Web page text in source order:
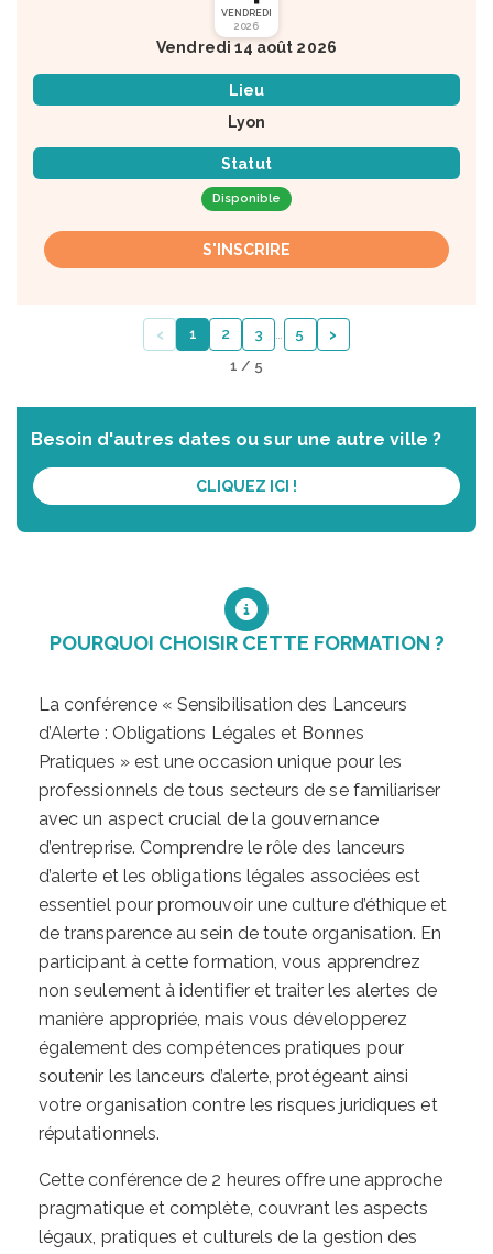
VENDREDI
2026
Vendredi 14 août 2026
Lieu
Lyon
Statut
Disponible
S'INSCRIRE
‹ 1 2 3 5 ›
1 / 5
Besoin d'autres dates ou sur une autre ville ?
CLIQUEZ ICI !
POURQUOI CHOISIR CETTE FORMATION ?
La conférence « Sensibilisation des Lanceurs
d’Alerte : Obligations Légales et Bonnes
Pratiques » est une occasion unique pour les
professionnels de tous secteurs de se familiariser
avec un aspect crucial de la gouvernance
d’entreprise. Comprendre le rôle des lanceurs
d’alerte et les obligations légales associées est
essentiel pour promouvoir une culture d’éthique et
de transparence au sein de toute organisation. En
participant à cette formation, vous apprendrez
non seulement à identifier et traiter les alertes de
manière appropriée, mais vous développerez
également des compétences pratiques pour
soutenir les lanceurs d’alerte, protégeant ainsi
votre organisation contre les risques juridiques et
réputationnels.
Cette conférence de 2 heures offre une approche
pragmatique et complète, couvrant les aspects
légaux, pratiques et culturels de la gestion des